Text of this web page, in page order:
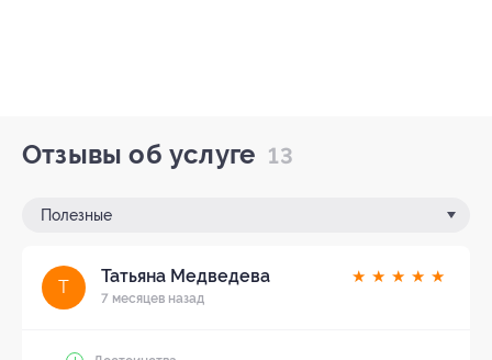
Отзывы об услуге 13
Полезные
Т
Татьяна Медведева
7 месяцев назад
★ ★ ★ ★ ★